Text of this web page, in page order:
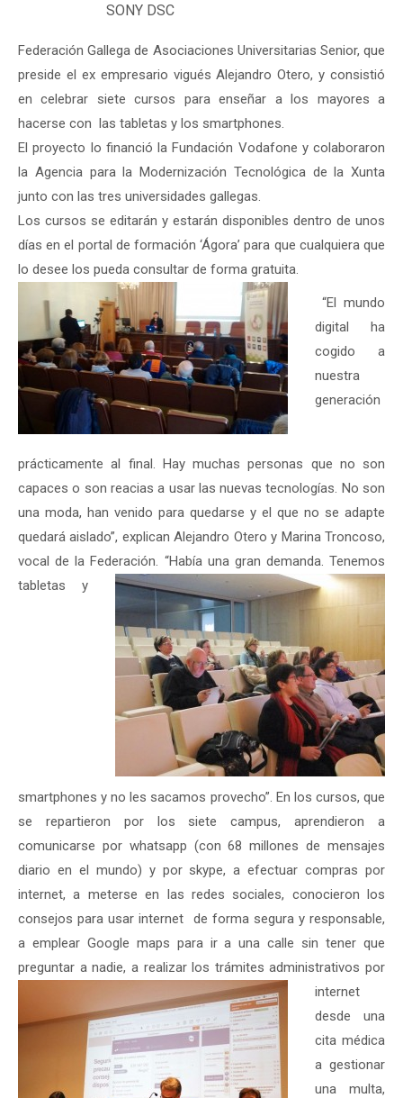
SONY DSC
Federación Gallega de Asociaciones Universitarias Senior, que
preside el ex empresario vigués Alejandro Otero, y consistió
en celebrar siete cursos para enseñar a los mayores a
hacerse con las tabletas y los smartphones.
El proyecto lo financió la Fundación Vodafone y colaboraron
la Agencia para la Modernización Tecnológica de la Xunta
junto con las tres universidades gallegas.
Los cursos se editarán y estarán disponibles dentro de unos
días en el portal de formación ‘Ágora’ para que cualquiera que
lo desee los pueda consultar de forma gratuita.
“El mundo
digital ha
cogido a
nuestra
generación
prácticamente al final. Hay muchas personas que no son
capaces o son reacias a usar las nuevas tecnologías. No son
una moda, han venido para quedarse y el que no se adapte
quedará aislado”, explican Alejandro Otero y Marina Troncoso,
vocal de la Federación. “Había una gran demanda. Tenemos
tabletas y
smartphones y no les sacamos provecho”. En los cursos, que
se repartieron por los siete campus, aprendieron a
comunicarse por whatsapp (con 68 millones de mensajes
diario en el mundo) y por skype, a efectuar compras por
internet, a meterse en las redes sociales, conocieron los
consejos para usar internet de forma segura y responsable,
a emplear Google maps para ir a una calle sin tener que
preguntar a nadie, a realizar los trámites administrativos por
internet
desde una
cita médica
a gestionar
una multa,